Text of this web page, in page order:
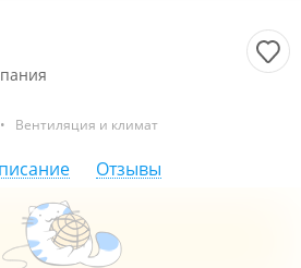
• Вентиляция и климат
Отзывы